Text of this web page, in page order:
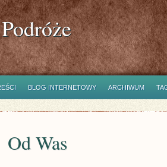
BLOG INTERNETOWY ARCHIWUM
Od Was